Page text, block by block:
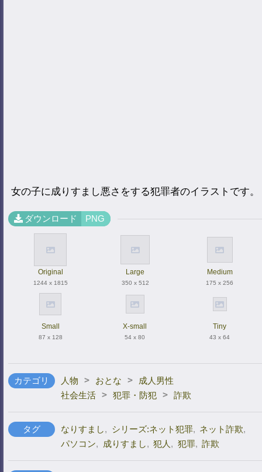
女の子に成りすまし悪さをする犯罪者のイラストです。
ダウンロード PNG
Original
1244 x 1815
Large
350 x 512
Medium
175 x 256
Small
87 x 128
X-small
54 x 80
Tiny
43 x 64
カテゴリ 人物 > おとな >
成人男性
社会生活 > 犯罪・防犯 > 詐欺
タグ なりすまし, シリーズ:ネット犯罪, ネット詐欺,
パソコン, 成りすまし, 犯人 , 犯罪, 詐欺